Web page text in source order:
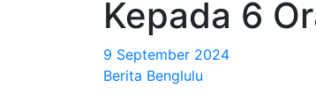
Kepada 6
9 September 2024
Berita Benglulu